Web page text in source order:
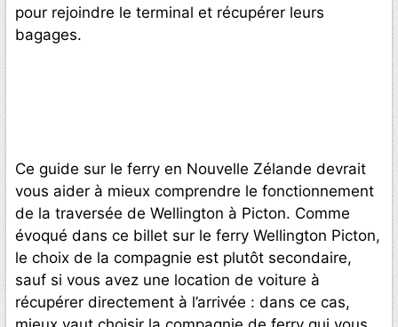
pour rejoindre le terminal et récupérer leurs
bagages.
Ce guide sur le ferry en Nouvelle Zélande devrait
vous aider à mieux comprendre le fonctionnement
de la traversée de Wellington à Picton. Comme
évoqué dans ce billet sur le ferry Wellington Picton,
le choix de la compagnie est plutôt secondaire,
sauf si vous avez une location de voiture à
récupérer directement à l’arrivée : dans ce cas,